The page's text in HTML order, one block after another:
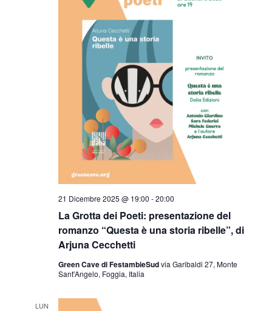
La Grotta dei Poeti: presentazione del
romanzo “Questa è una storia ribelle”, di
Arjuna Cecchetti
21 Dicembre 2025 @ 19:00 -20:00
Green Cave di FestambieSudvia Garibaldi 27, Monte
Sant'Angelo, Foggia, Italia
LUN